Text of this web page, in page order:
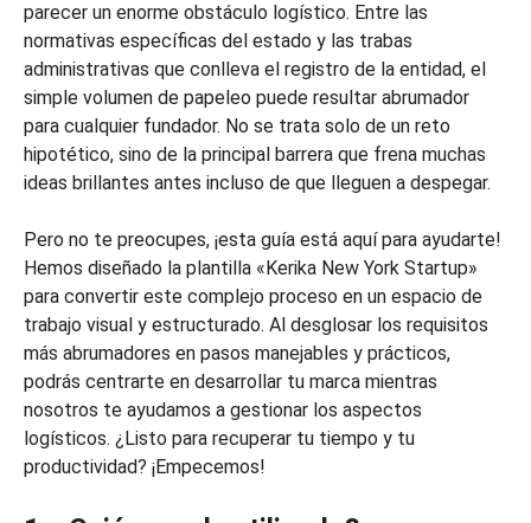
parecer un enorme obstáculo logístico. Entre las
normativas específicas del estado y las trabas
administrativas que conlleva el registro de la entidad, el
simple volumen de papeleo puede resultar abrumador
para cualquier fundador. No se trata solo de un reto
hipotético, sino de la principal barrera que frena muchas
ideas brillantes antes incluso de que lleguen a despegar.
Pero no te preocupes, ¡esta guía está aquí para ayudarte!
Hemos diseñado la plantilla «Kerika New York Startup»
para convertir este complejo proceso en un espacio de
trabajo visual y estructurado. Al desglosar los requisitos
más abrumadores en pasos manejables y prácticos,
podrás centrarte en desarrollar tu marca mientras
nosotros te ayudamos a gestionar los aspectos
logísticos. ¿Listo para recuperar tu tiempo y tu
productividad? ¡Empecemos!